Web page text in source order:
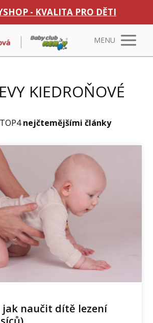
- KVALITA PRO DĚTI
MENU
EVY KIEDROŇOVÉ
nejčtemějšími články
jak naučit dítě lezení